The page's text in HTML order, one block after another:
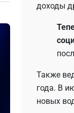
доходы
Также
года. В
новых